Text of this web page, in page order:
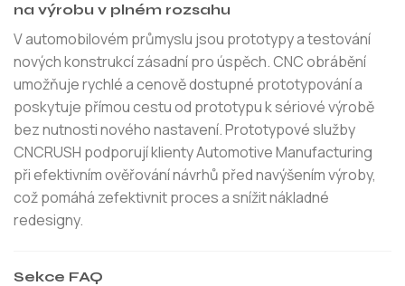
na výrobu v plném rozsahu
V automobilovém průmyslu jsou prototypy a testování
nových konstrukcí zásadní pro úspěch. CNC obrábění
umožňuje rychlé a cenově dostupné prototypování a
poskytuje přímou cestu od prototypu k sériové výrobě
bez nutnosti nového nastavení. Prototypové služby
CNCRUSH podporují klienty Automotive Manufacturing
při efektivním ověřování návrhů před navýšením výroby,
což pomáhá zefektivnit proces a snížit nákladné
redesigny.
Sekce FAQ